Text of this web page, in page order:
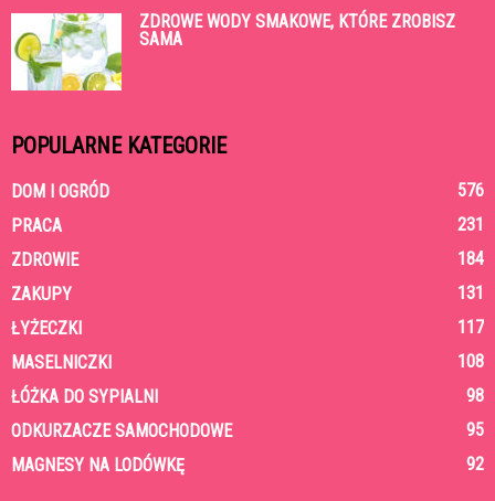
ZDROWE WODY SMAKOWE, KTÓRE ZROBISZ
SAMA
POPULARNE KATEGORIE
DOM I OGRÓD
576
PRACA
231
ZDROWIE
184
ZAKUPY
131
ŁYŻECZKI
117
MASELNICZKI
108
ŁÓŻKA DO SYPIALNI
98
ODKURZACZE SAMOCHODOWE
95
MAGNESY NA LODÓWKĘ
92